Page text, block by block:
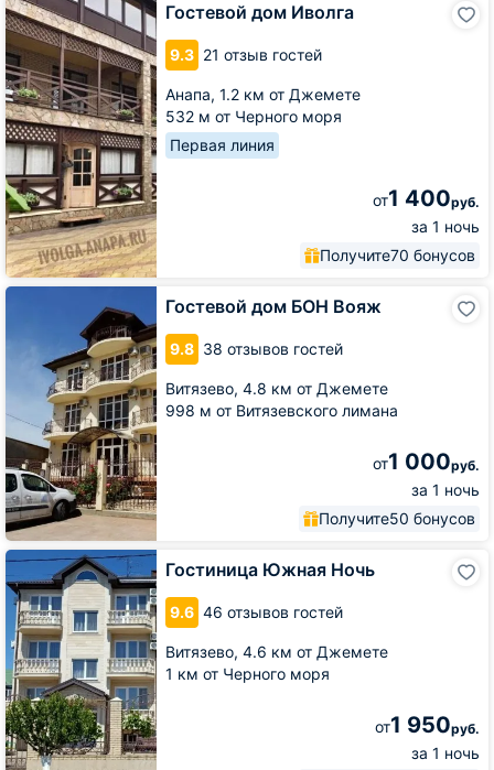
Гостевой дом Иволга
9.3 21 отзыв гостей
Анапа, 1.2 км от Джемете
532 м от Черного моря
Первая линия
от1 400руб.
за 1 ночь
Получите70 бонусов
дом
Иволга
Гостевой дом БОН Вояж
9.8 38 отзывов гостей
Витязево, 4.8 км от Джемете
998 м от Витязевского лимана
от1 000руб.
за 1 ночь
Получите50 бонусов
Гостевой
Гостиница Южная Ночь
9.6 46 отзывов гостей
Витязево, 4.6 км от Джемете
1 км от Черного моря
от1 950руб.
за 1 ночь
Гостиница
Южная
Ночь